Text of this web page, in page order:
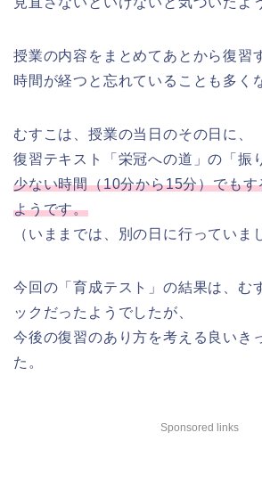
授業の内容をまとめてあとから復習
時間が経つと忘れていることも多く
むすこは、授業の当日のその日に、
復習テキスト「栄冠への道」の「振
少ない時間（10分から15分）でも
ようです。
（いままでは、別の日に行っていま
今回の「育成テスト」の結果は、む
ックだったようでしたが、
今後の復習のあり方を考える良いき
た。
Sponsored links